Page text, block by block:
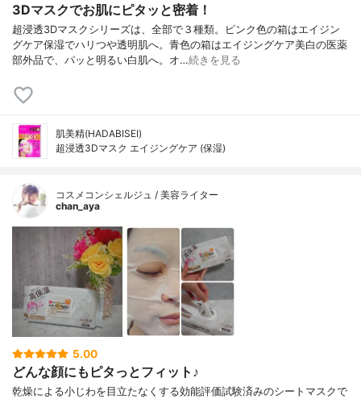
3Dマスクでお肌にピタッと密着！
超浸透3Dマスクシリーズは、全部で３種類。ピンク色の箱はエイジン
グケア保湿でハリつや透明肌へ。青色の箱はエイジングケア美白の医薬
部外品で、パッと明るい白肌へ。オ…続きを見る
肌美精(HADABISEI)
超浸透3Dマスク エイジングケア (保湿)
コスメコンシェルジュ / 美容ライター
chan_aya
5.00
どんな顔にもピタっとフィット♪
乾燥による小じわを目立たなくする効能評価試験済みのシートマスクで